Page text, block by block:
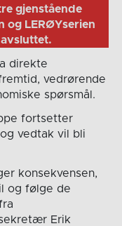
gjenstående
og LERØYserien
direkte
vedrørende
spørsmål.
fortsetter
vedtak vil bli
konsekvensen,
og følge de
Erik